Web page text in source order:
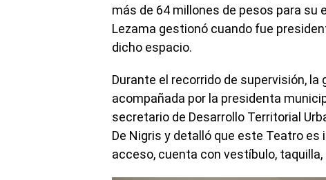
más de 64 millones de pesos para su
Lezama gestionó cuando fue
dicho espacio.
Durante el recorrido de supervisión,
acompañada por la presidenta
secretario de Desarrollo Territorial
De Nigris y detalló que este Teatro
acceso, cuenta con vestíbulo,